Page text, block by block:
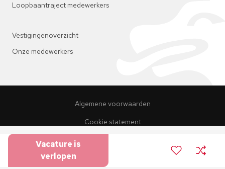
Wat wij bieden
Vacature is
verlopen
Loopbaantraject medewerkers
Vestigingenoverzicht
Onze medewerkers
Algemene voorwaarden
Cookie statement